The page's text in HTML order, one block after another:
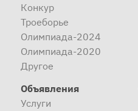
Конкур
Троеборье
Олимпиада-2024
Олимпиада-2020
Другое
Объявления
Услуги